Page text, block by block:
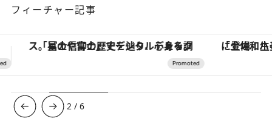
フィーチャー記事
「土佐和ハーブかき氷」がOMO7高知に登場！生姜、山椒、大葉など目にも舌にも涼を呼ぶ郷土の味 【銀座で出合う最旬美容】美髪ケアや上質
3 /6